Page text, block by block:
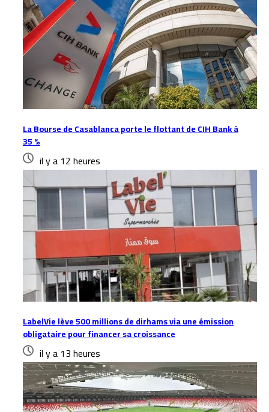
La Bourse de Casablanca porte le flottant de CIH Bank à
35 %
il y a 12 heures
LabelVie lève 500 millions de dirhams via une émission
obligataire pour financer sa croissance
il y a 13 heures